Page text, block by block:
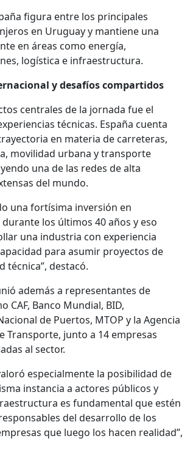
figura entre los principales
en Uruguay y mantiene una
en áreas como energía,
logística e infraestructura.
y desafíos compartidos
centrales de la jornada fue el
técnicas. España cuenta
en materia de carreteras,
movilidad urbana y transporte
una de las redes de alta
del mundo.
una fortísima inversión en
los últimos 40 años y eso
una industria con experiencia
para asumir proyectos de
técnica”, destacó.
además a representantes de
CAF, Banco Mundial, BID,
de Puertos, MTOP y la Agencia
Transporte, junto a 14 empresas
al sector.
especialmente la posibilidad de
instancia a actores públicos y
es fundamental que estén
del desarrollo de los
que luego los hacen realidad”,